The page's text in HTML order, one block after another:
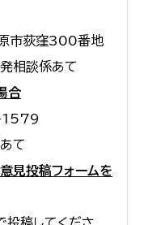
荻窪300番地
相談係あて
合
1579
て
見投稿フォームを